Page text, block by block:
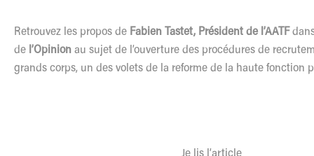
Retrouvez les propos de Fabien Tastet, Président de l’AATF
de l’Opinion au sujet de l’ouverture des procédures de
grands corps, un des volets de la reforme de la haute fonction
Je lis l’article